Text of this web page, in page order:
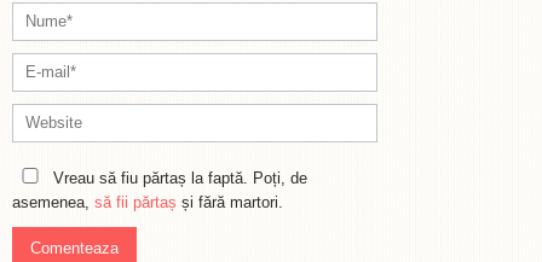
Vreau să fiu părtaș la faptă. Poți, de
asemenea, să fii părtaș și fără martori.